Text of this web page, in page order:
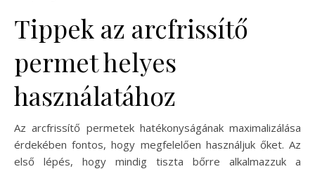
Tippek az arcfrissítő
permet helyes
használatához
Az arcfrissítő permetek hatékonyságának maximalizálása
érdekében fontos, hogy megfelelően használjuk őket. Az
első lépés, hogy mindig tiszta bőrre alkalmazzuk a